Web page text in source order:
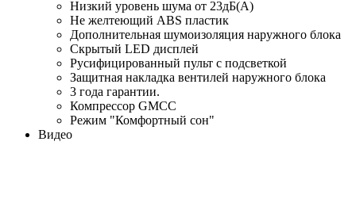
Низкий уровень шума от 23дБ(А)
Не желтеющий ABS пластик
Дополнительная шумоизоляция наружного блока
Скрытый LED дисплей
Русифицированный пульт с подсветкой
Защитная накладка вентилей наружного блока
3 года гарантии.
Компрессор GMCC
Режим "Комфортный сон"
Видео